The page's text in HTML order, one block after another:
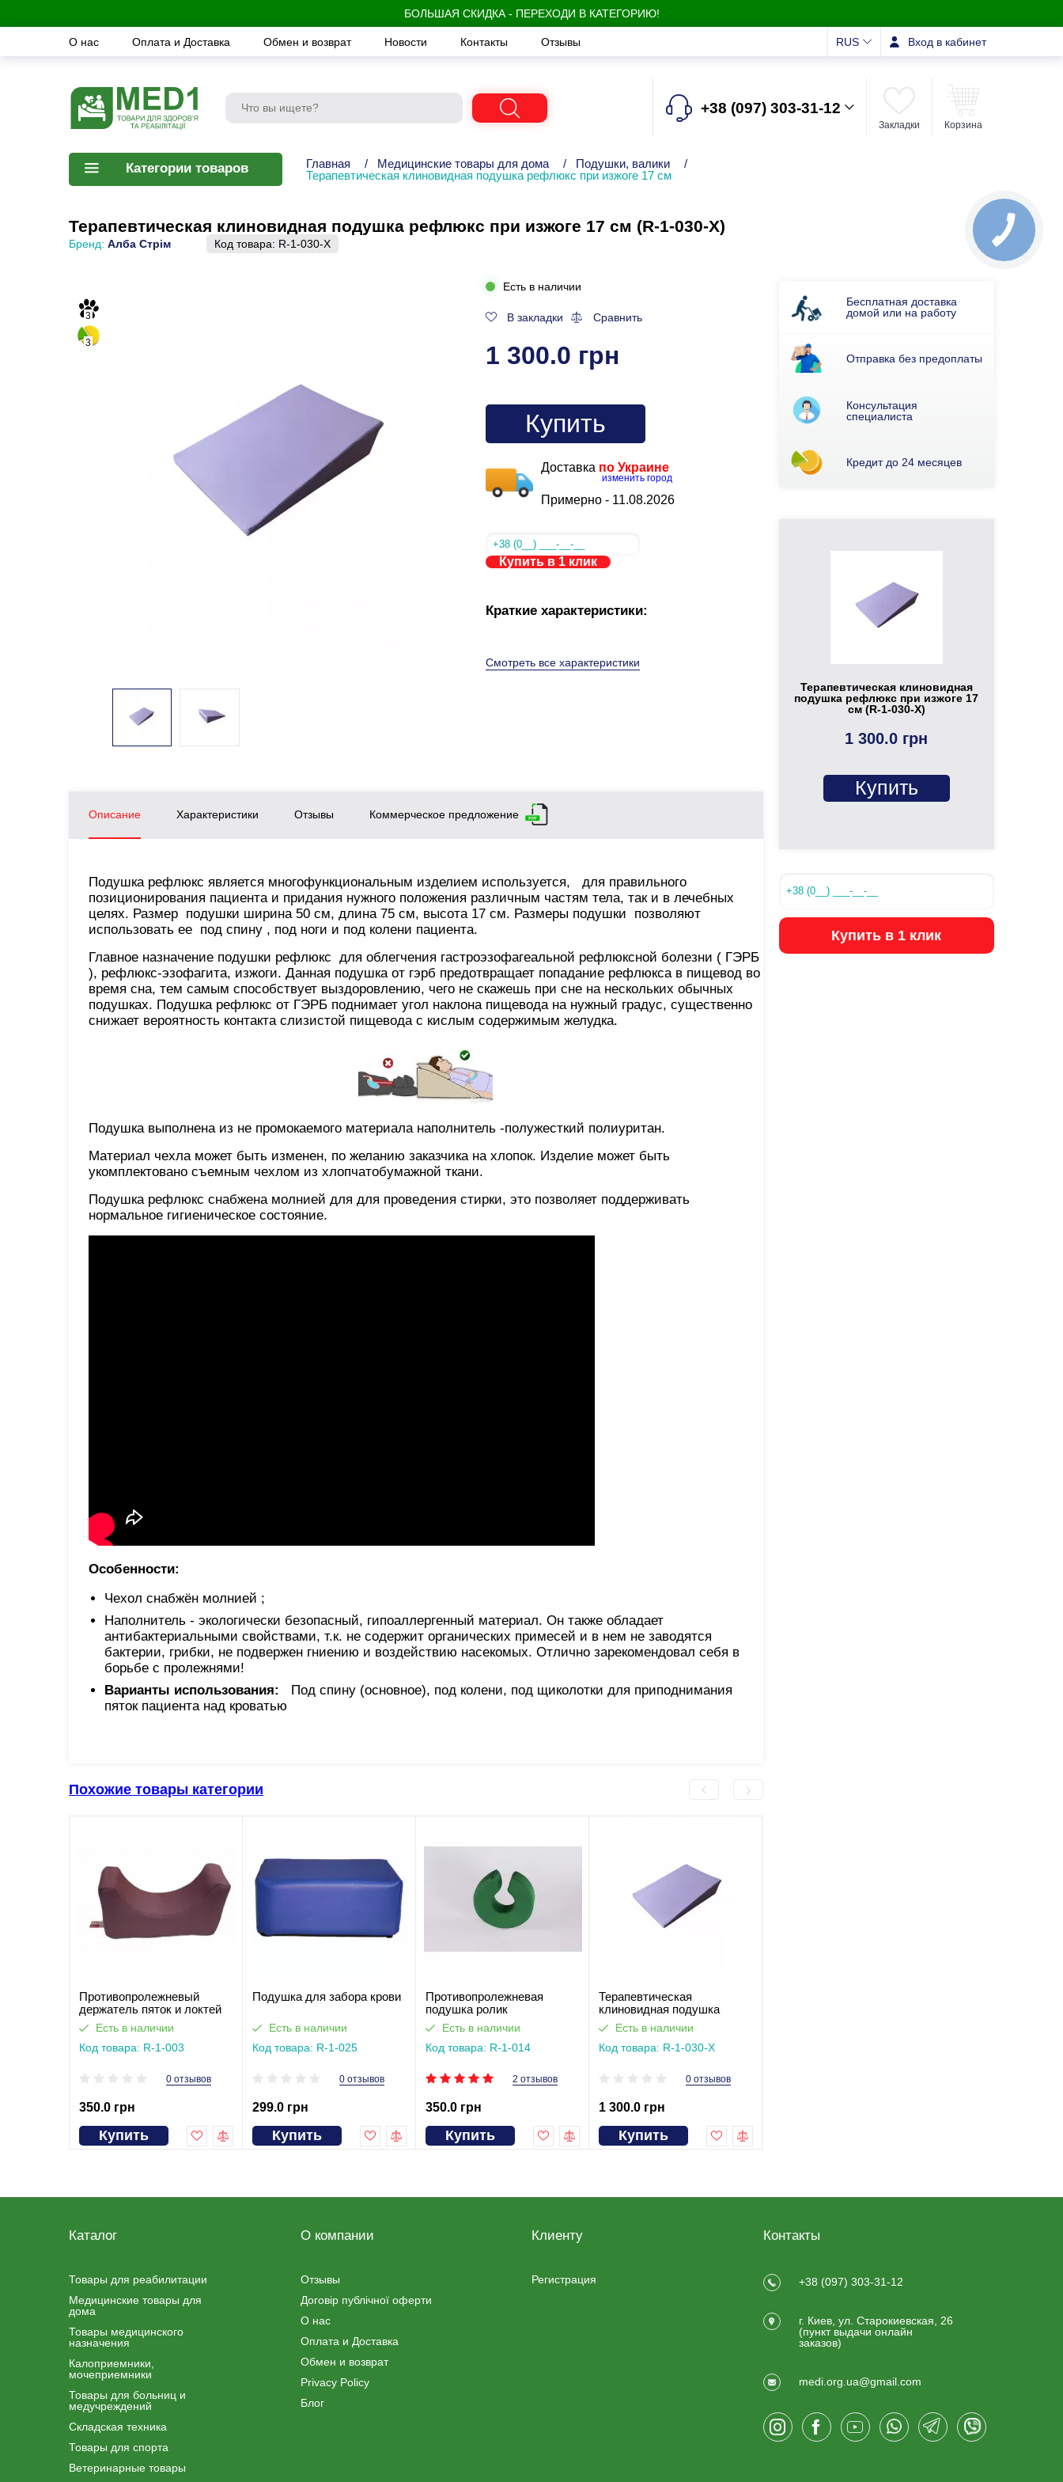
БОЛЬШАЯ СКИДКА - ПЕРЕХОДИ В КАТЕГОРИЮ!
О нас Оплата и Доставка Обмен и возврат Новости Контакты Отзывы RUS Вход в кабинет
+38 (097) 303-31-12
Закладки Корзина
Категории товаров Главная / Медицинские товары для дома / Подушки, валики
/
Терапевтическая клиновидная подушка рефлюкс при изжоге 17 см
Терапевтическая клиновидная подушка рефлюкс при изжоге 17 см (R-1-030-Х)
Бренд: Алба Стрім Код товара: R-1-030-Х
3
3
Есть в наличии
В закладки Сравнить
1 300.0 грн
Купить
Доставка по Украине
изменить город
Примерно - 11.08.2026
Купить в 1 клик
Краткие характеристики:
Смотреть все характеристики
Описание Характеристики Отзывы Коммерческое предложение
Подушка рефлюкс является многофункциональным изделием используется, для правильного
позиционирования пациента и придания нужного положения различным частям тела, так и в лечебных
целях. Размер подушки ширина 50 см, длина 75 см, высота 17 см. Размеры подушки позволяют
использовать ее под спину , под ноги и под колени пациента.
Главное назначение подушки рефлюкс для облегчения гастроэзофагеальной рефлюксной болезни ( ГЭРБ
), рефлюкс-эзофагита, изжоги. Данная подушка от гэрб предотвращает попадание рефлюкса в пищевод во
время сна, тем самым способствует выздоровлению, чего не скажешь при сне на нескольких обычных
подушках. Подушка рефлюкс от ГЭРБ поднимает угол наклона пищевода на нужный градус, существенно
снижает вероятность контакта слизистой пищевода с кислым содержимым желудка.
Подушка выполнена из не промокаемого материала наполнитель -полужесткий полиуритан.
Материал чехла может быть изменен, по желанию заказчика на хлопок. Изделие может быть
укомплектовано съемным чехлом из хлопчатобумажной ткани.
Подушка рефлюкс снабжена молнией для для проведения стирки, это позволяет поддерживать
нормальное гигиеническое состояние.
Особенности:
Чехол снабжён молнией ;
Наполнитель - экологически безопасный, гипоаллергенный материал. Он также обладает
антибактериальными свойствами, т.к. не содержит органических примесей и в нем не заводятся
бактерии, грибки, не подвержен гниению и воздействию насекомых. Отлично зарекомендовал себя в
борьбе с пролежнями!
Варианты использования:
Под спину (основное), под колени, под щиколотки для приподнимания
пяток пациента над кроватью
Похожие товары категории
Противопролежневый
держатель пяток и локтей
Есть в наличии
Код товара: R-1-003
0 отзывов
350.0 грн
Купить
Подушка для забора крови
Есть в наличии
Код товара: R-1-025
0 отзывов
299.0 грн
Купить
Противопролежневая
подушка ролик
Есть в наличии
Код товара: R-1-014
2 отзывов
350.0 грн
Купить
Терапевтическая
клиновидная подушка
рефлюкс при изжоге 17 см
Есть в наличии
Код товара: R-1-030-Х
0 отзывов
1 300.0 грн
Купить
Бесплатная доставка
домой или на работу
Отправка без предоплаты
Консультация
специалиста
Кредит до 24 месяцев
Терапевтическая клиновидная
подушка рефлюкс при изжоге 17
см (R-1-030-Х)
1 300.0 грн
Купить
Купить в 1 клик
Каталог
Товары для реабилитации
Медицинские товары для
дома
Товары медицинского
назначения
Калоприемники,
мочеприемники
Товары для больниц и
медучреждений
Складская техника
Товары для спорта
Ветеринарные товары
О компании
Отзывы
Договір публічної оферти
О нас
Оплата и Доставка
Обмен и возврат
Privacy Policy
Блог
Клиенту
Регистрация
Контакты
+38 (097) 303-31-12
г. Киев, ул. Старокиевская, 26
(пункт выдачи онлайн
заказов)
medi.org.ua@gmail.com